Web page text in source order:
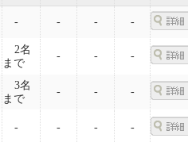
- - - -
2名
まで
- - -
3名
まで
- - -
- - - -